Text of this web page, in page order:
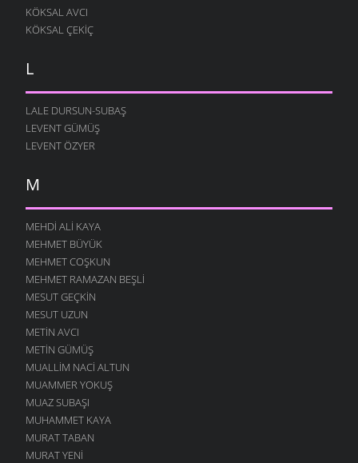
KÖKSAL AVCI
KÖKSAL ÇEKIÇ
L
LALE DURSUN-SUBAŞ
LEVENT GÜMÜŞ
LEVENT ÖZYER
M
MEHDI ALI KAYA
MEHMET BÜYÜK
MEHMET COŞKUN
MEHMET RAMAZAN BEŞLI
MESUT GEÇKIN
MESUT UZUN
METIN AVCI
METIN GÜMÜŞ
MUALLIM NACI ALTUN
MUAMMER YOKUŞ
MUAZ SUBAŞI
MUHAMMET KAYA
MURAT TABAN
MURAT YENI